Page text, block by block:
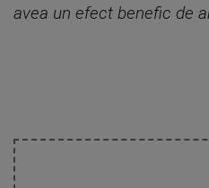
avea un efect benefic de